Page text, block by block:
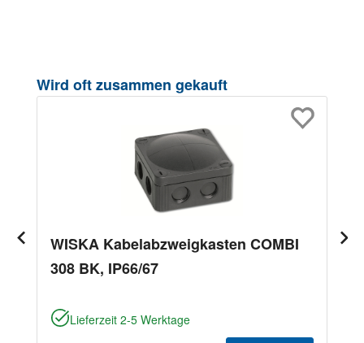
Produktgalerie überspringen
Wird oft zusammen gekauft
WISKA Kabelabzweigkasten COMBI
308 BK, IP66/67
Lieferzeit 2-5 Werktage